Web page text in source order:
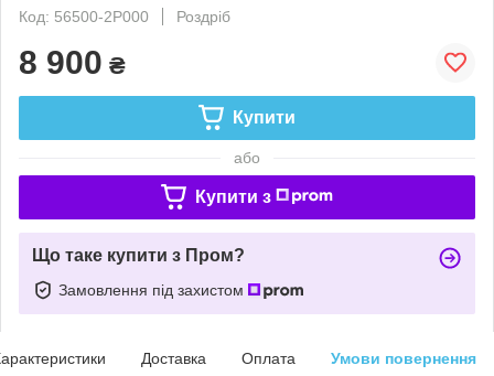
Код: 56500-2P000
Роздріб
8 900 ₴
Купити
або
Купити з
Що таке купити з Пром?
Замовлення під захистом
Доставка Оплата Умови повернення